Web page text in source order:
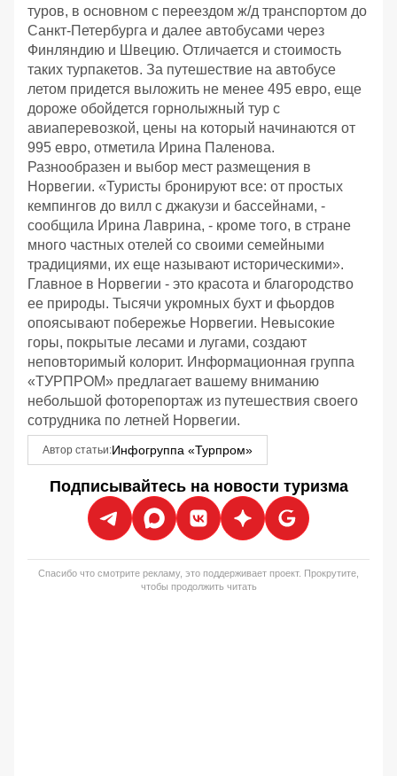
туров, в основном с переездом ж/д транспортом до
Санкт-Петербурга и далее автобусами через
Финляндию и Швецию. Отличается и стоимость
таких турпакетов. За путешествие на автобусе
летом придется выложить не менее 495 евро, еще
дороже обойдется горнолыжный тур с
авиаперевозкой, цены на который начинаются от
995 евро, отметила Ирина Паленова.
Разнообразен и выбор мест размещения в
Норвегии. «Туристы бронируют все: от простых
кемпингов до вилл с джакузи и бассейнами, -
сообщила Ирина Лаврина, - кроме того, в стране
много частных отелей со своими семейными
традициями, их еще называют историческими».
Главное в Норвегии - это красота и благородство
ее природы. Тысячи укромных бухт и фьордов
опоясывают побережье Норвегии. Невысокие
горы, покрытые лесами и лугами, создают
неповторимый колорит. Информационная группа
«ТУРПРОМ» предлагает вашему вниманию
небольшой фоторепортаж из путешествия своего
сотрудника по летней Норвегии.
Автор статьи:Инфогруппа «Турпром»
Подписывайтесь на новости туризма
Спасибо что смотрите рекламу, это поддерживает проект. Прокрутите,
чтобы продолжить читать